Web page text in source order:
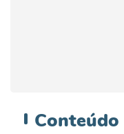
Conteúdo